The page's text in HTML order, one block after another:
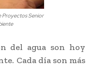
Proyectos Senior
del agua son hoy
Cada día son más